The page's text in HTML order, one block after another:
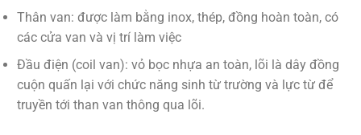
Thân van: được làm bằng inox, thép, đồng hoàn toàn, có
các cửa van và vị trí làm việc
Đầu điện (coil van): vỏ bọc nhựa an toàn, lõi là dây đồng
cuộn quấn lại với chức năng sinh từ trường và lực từ để
truyền tới than van thông qua lõi.